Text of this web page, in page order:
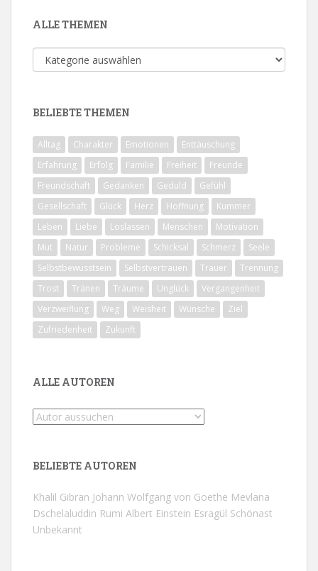
ALLE THEMEN
Alle
Themen
BELIEBTE THEMEN
Alltag Charakter Emotionen
Enttäuschung
Erfahrung
Erfolg Familie Freiheit
Freunde
Freundschaft
Gedanken Geduld
Gefühl
Gesellschaft
Glück Herz Hoffnung
Kummer
Leben
Liebe Loslassen Menschen
Motivation
Mut
Natur Probleme Schicksal Schmerz
Seele
Selbstbewusstsein
Selbstvertrauen Trauer
Trennung
Trost
Tränen Träume Unglück
Vergangenheit
Verzweiflung
Weg Weisheit Wünsche
Ziel
Zufriedenheit
Zukunft
ALLE AUTOREN
BELIEBTE AUTOREN
Khalil Gibran Johann Wolfgang von Goethe Mevlana
Dschelaluddin Rumi Albert Einstein Esragül Schönast
Unbekannt